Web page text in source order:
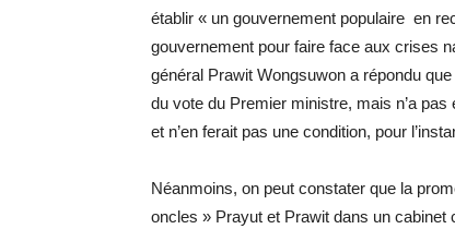
établir « un gouvernement populaire en
gouvernement pour faire face aux crises
général Prawit Wongsuwon a répondu
du vote du Premier ministre, mais n’a
et n’en ferait pas une condition, pour
Néanmoins, on peut constater que la
oncles » Prayut et Prawit dans un cabinet